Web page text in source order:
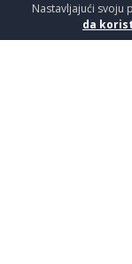
Nastavljajući svoju
da